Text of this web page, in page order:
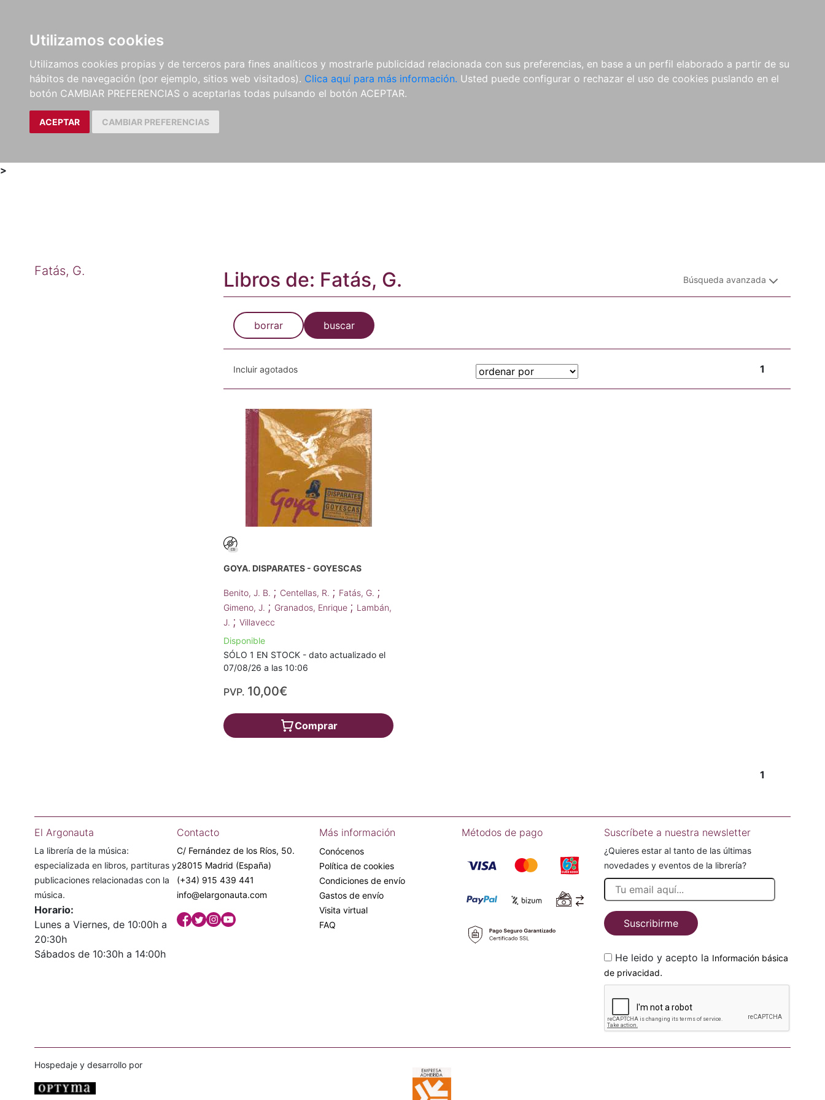
Utilizamos cookies
Utilizamos cookies propias y de terceros para fines analíticos y mostrarle publicidad relacionada con sus preferencias, en base a un perfil elaborado a partir de su
hábitos de navegación (por ejemplo, sitios web visitados). Clica aquí para más información. Usted puede configurar o rechazar el uso de cookies puslando en el
botón CAMBIAR PREFERENCIAS o aceptarlas todas pulsando el botón ACEPTAR.
ACEPTAR CAMBIAR PREFERENCIAS
LIBROS
MÉTODOS Y
EJERCICIOS
PARTITURAS Y EDICIONES
CRÍTICAS
REVISTAS
CDS Y
DVDS
MATERIAL
COMPLEMENTARIO
NOVEDADES NOTICIAS
COMPRAS
INSTITUCIONALES
>
Fatás, G. Libros de: Fatás, G. Búsqueda avanzada
borrar buscar
Incluir agotados 1
GOYA. DISPARATES - GOYESCAS
Benito, J. B. ; Centellas, R. ; Fatás, G. ;
Gimeno, J. ; Granados, Enrique ; Lambán,
J. ; Villavecc
Disponible
SÓLO 1 EN STOCK - dato actualizado el
07/08/26 a las 10:06
PVP. 10,00€
Comprar
1
El Argonauta
La librería de la música:
especializada en libros, partituras y
publicaciones relacionadas con la
música.
Horario:
Lunes a Viernes, de 10:00h a
20:30h
Sábados de 10:30h a 14:00h
Contacto
C/ Fernández de los Ríos, 50.
28015 Madrid (España)
(+34) 915 439 441
info@elargonauta.com
Más información
Conócenos
Política de cookies
Condiciones de envío
Gastos de envío
Visita virtual
FAQ
Métodos de pago Suscríbete a nuestra newsletter
¿Quieres estar al tanto de las últimas
novedades y eventos de la librería?
Suscribirme
He leido y acepto la Información básica
de privacidad.
Hospedaje y desarrollo por